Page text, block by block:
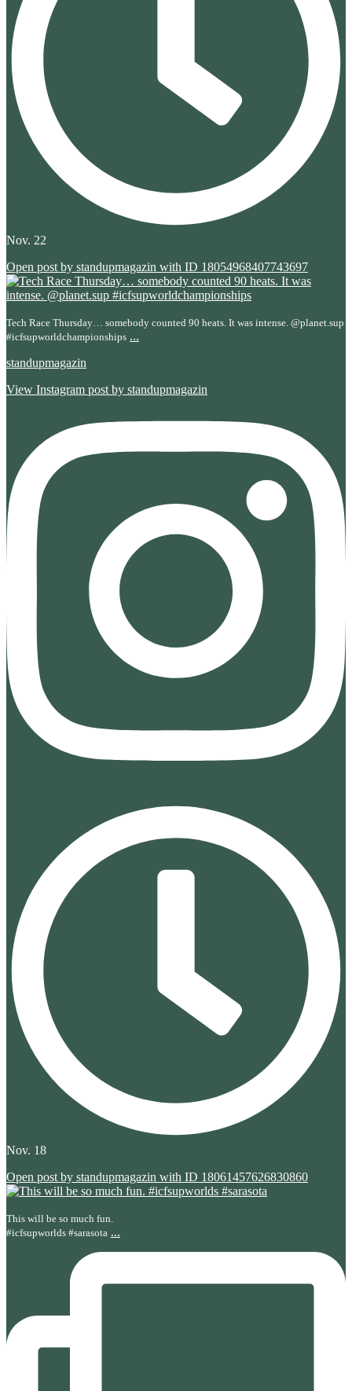
Nov. 22
Open post by standupmagazin with ID 18054968407743697
Tech Race Thursday… somebody counted 90 heats. It was intense. @planet.sup
#icfsupworldchampionships ...
standupmagazin
View Instagram post by standupmagazin
Nov. 18
Open post by standupmagazin with ID 18061457626830860
This will be so much fun.
#icfsupworlds #sarasota ...